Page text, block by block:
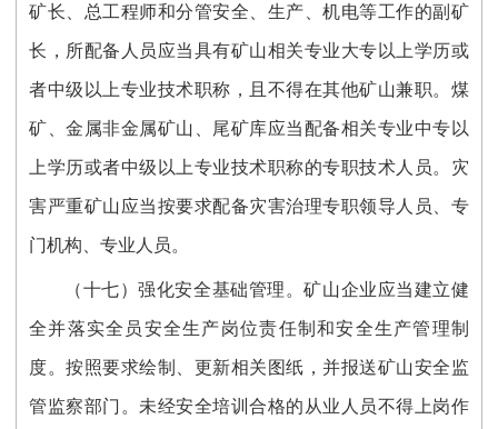
矿长、总工程师和分管安全、生产、机电等工作的副矿
长，所配备人员应当具有矿山相关专业大专以上学历或
者中级以上专业技术职称，且不得在其他矿山兼职。煤
矿、金属非金属矿山、尾矿库应当配备相关专业中专以
上学历或者中级以上专业技术职称的专职技术人员。灾
害严重矿山应当按要求配备灾害治理专职领导人员、专
门机构、专业人员。
（十七）强化安全基础管理。矿山企业应当建立健
全并落实全员安全生产岗位责任制和安全生产管理制
度。按照要求绘制、更新相关图纸，并报送矿山安全监
管监察部门。未经安全培训合格的从业人员不得上岗作